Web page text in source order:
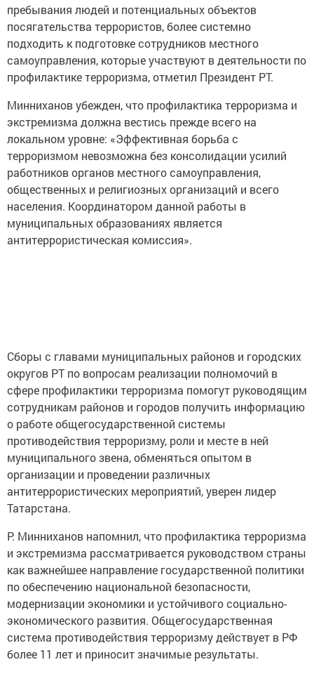
пребывания людей и потенциальных объектов
посягательства террористов, более системно
подходить к подготовке сотрудников местного
самоуправления, которые участвуют в деятельности по
профилактике терроризма, отметил Президент РТ.
Минниханов убежден, что профилактика терроризма и
экстремизма должна вестись прежде всего на
локальном уровне: «Эффективная борьба с
терроризмом невозможна без консолидации усилий
работников органов местного самоуправления,
общественных и религиозных организаций и всего
населения. Координатором данной работы в
муниципальных образованиях является
антитеррористическая комиссия».
Сборы с главами муниципальных районов и городских
округов РТ по вопросам реализации полномочий в
сфере профилактики терроризма помогут руководящим
сотрудникам районов и городов получить информацию
о работе общегосударственной системы
противодействия терроризму, роли и месте в ней
муниципального звена, обменяться опытом в
организации и проведении различных
антитеррористических мероприятий, уверен лидер
Татарстана.
Р. Минниханов напомнил, что профилактика терроризма
и экстремизма рассматривается руководством страны
как важнейшее направление государственной политики
по обеспечению национальной безопасности,
модернизации экономики и устойчивого социально-
экономического развития. Общегосударственная
система противодействия терроризму действует в РФ
более 11 лет и приносит значимые результаты.